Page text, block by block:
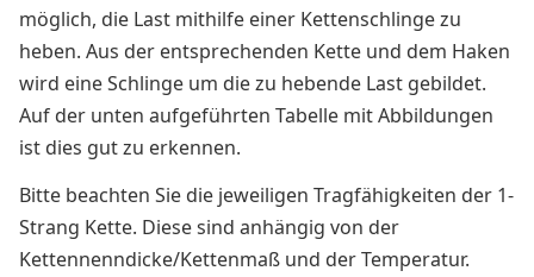
möglich, die Last mithilfe einer Kettenschlinge zu
heben. Aus der entsprechenden Kette und dem Haken
wird eine Schlinge um die zu hebende Last gebildet.
Auf der unten aufgeführten Tabelle mit Abbildungen
ist dies gut zu erkennen.
Bitte beachten Sie die jeweiligen Tragfähigkeiten der 1-
Strang Kette. Diese sind anhängig von der
Kettennenndicke/Kettenmaß und der Temperatur.